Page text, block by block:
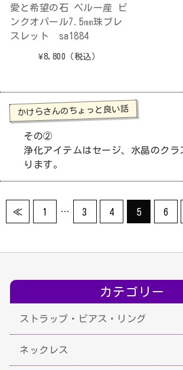
愛と希望の石 ペルー産 ピ
ンクオパール7.5㎜珠ブレ
スレット sa1884
¥8,800 （税込）
かけらさんのちょっと良い話
その②
浄化アイテムはセージ、水晶のクラ
ります。
≪ 1 … 3 4 5 6
カテゴリー
ストラップ・ピアス・リング
ネックレス